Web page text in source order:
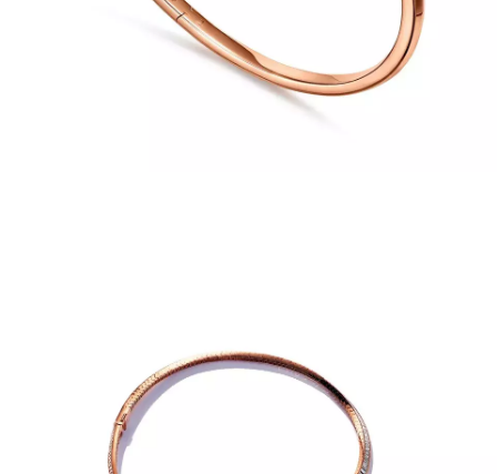
ODESLAT
Přihlášením k newsletteru souhlasíte sObchodními